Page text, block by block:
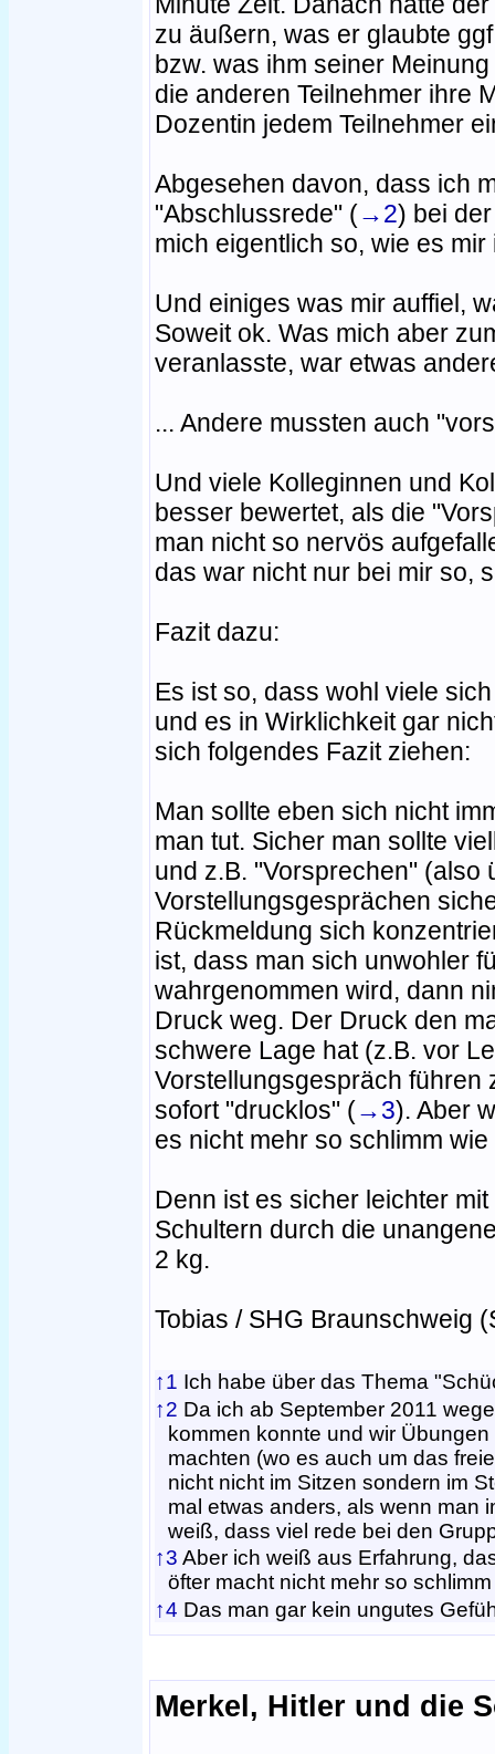
zu äußern, was er glaubte
bzw. was ihm seiner
die anderen Teilnehmer ihre
Dozentin jedem Teilnehmer
Abgesehen davon, dass ich
"Abschlussrede" (→2) bei
mich eigentlich so, wie es
Und einiges was mir auffiel,
Soweit ok. Was mich aber
veranlasste, war etwas
... Andere mussten auch
Und viele Kolleginnen und
besser bewertet, als die
man nicht so nervös
das war nicht nur bei mir so,
Fazit dazu:
Es ist so, dass wohl viele
und es in Wirklichkeit gar
sich folgendes Fazit ziehen:
Man sollte eben sich nicht
man tut. Sicher man sollte
und z.B. "Vorsprechen" (also
Vorstellungsgesprächen
Rückmeldung sich
ist, dass man sich unwohler
wahrgenommen wird, dann
Druck weg. Der Druck den
schwere Lage hat (z.B. vor
Vorstellungsgespräch führen
sofort "drucklos" (→3). Aber
es nicht mehr so schlimm
Denn ist es sicher leichter
Schultern durch die
2 kg.
Tobias / SHG Braunschweig
↑1 Ich habe über das Thema
↑2 Da ich ab September 2011
kommen konnte und wir
machten (wo es auch um das
nicht nicht im Sitzen sondern im
mal etwas anders, als wenn man
weiß, dass viel rede bei den
↑3 Aber ich weiß aus Erfahrung,
öfter macht nicht mehr so
↑4 Das man gar kein ungutes
Merkel, Hitler und die